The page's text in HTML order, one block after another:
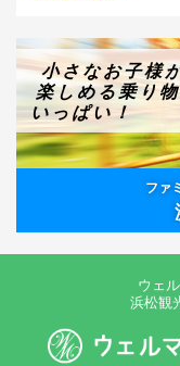
小さなお子様
楽しめる乗り
いっぱい！
ファ
ウェ
浜松観